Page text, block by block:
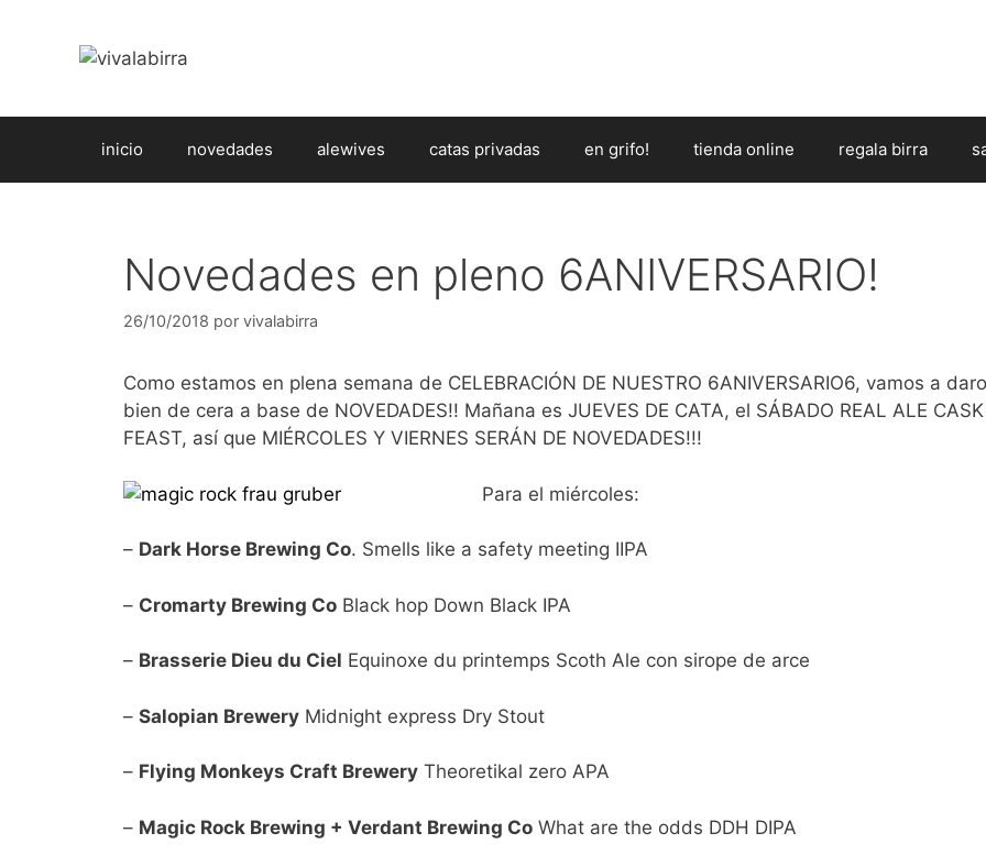
contenido
inicio novedades alewives catas privadas en grifo! tienda online regala birra
Novedades en pleno 6ANIVERSARIO!
26/10/2018 por vivalabirra
Como estamos en plena semana de CELEBRACIÓN DE NUESTRO 6ANIVERSARIO6, vamos a
bien de cera a base de NOVEDADES!! Mañana es JUEVES DE CATA, el SÁBADO REAL ALE CASK
FEAST, así que MIÉRCOLES Y VIERNES SERÁN DE NOVEDADES!!!
Para el miércoles:
– Dark Horse Brewing Co. Smells like a safety meeting IIPA
– Cromarty Brewing Co Black hop Down Black IPA
– Brasserie Dieu du Ciel Equinoxe du printemps Scoth Ale con sirope de arce
– Salopian Brewery Midnight express Dry Stout
– Flying Monkeys Craft Brewery Theoretikal zero APA
– Magic Rock Brewing + Verdant Brewing Co What are the odds DDH DIPA